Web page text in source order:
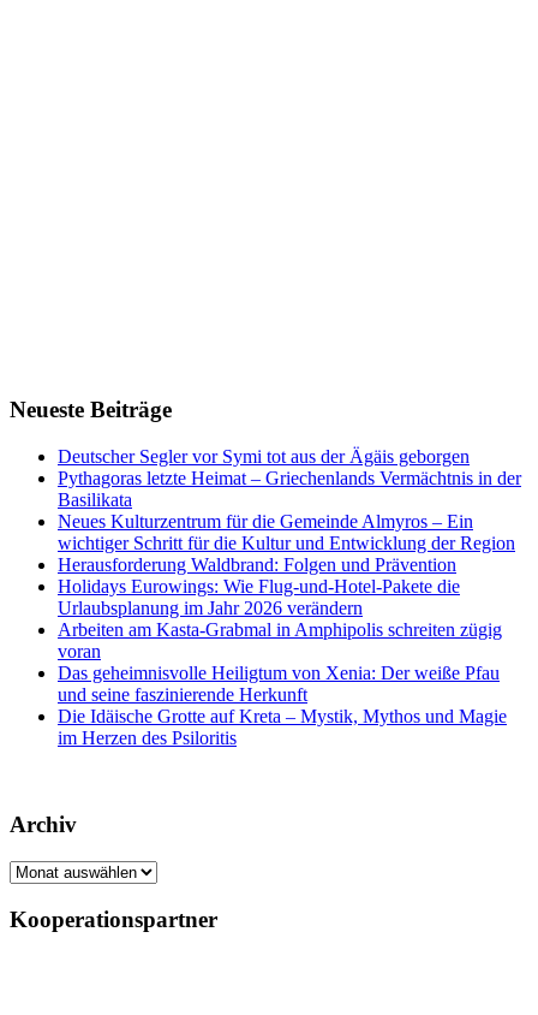
Neueste Beiträge
Deutscher Segler vor Symi tot aus der Ägäis geborgen
Pythagoras letzte Heimat – Griechenlands Vermächtnis in der
Basilikata
Neues Kulturzentrum für die Gemeinde Almyros – Ein
wichtiger Schritt für die Kultur und Entwicklung der Region
Herausforderung Waldbrand: Folgen und Prävention
Holidays Eurowings: Wie Flug-und-Hotel-Pakete die
Urlaubsplanung im Jahr 2026 verändern
Arbeiten am Kasta-Grabmal in Amphipolis schreiten zügig
voran
Das geheimnisvolle Heiligtum von Xenia: Der weiße Pfau
und seine faszinierende Herkunft
Die Idäische Grotte auf Kreta – Mystik, Mythos und Magie
im Herzen des Psiloritis
Archiv
Archiv
Kooperationspartner